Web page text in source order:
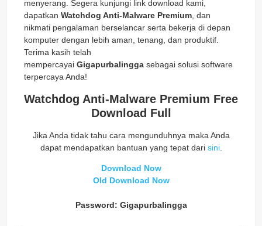
menyerang. Segera kunjungi link download kami,
dapatkan Watchdog Anti-Malware Premium, dan
nikmati pengalaman berselancar serta bekerja di depan
komputer dengan lebih aman, tenang, dan produktif.
Terima kasih telah
mempercayai Gigapurbalingga sebagai solusi software
terpercaya Anda!
Watchdog Anti-Malware Premium Free
Download Full
Jika Anda tidak tahu cara mengunduhnya maka Anda
dapat mendapatkan bantuan yang tepat dari sini.
Download Now
Old Download Now
Password: Gigapurbalingga